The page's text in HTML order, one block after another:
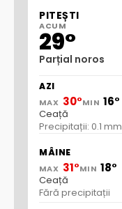
PITEȘTI
ACUM
29°
Parțial noros
AZI
MAX 30°MIN 16°
Ceață
Precipitații: 0.1 mm
MÂINE
MAX 31°MIN 18°
Ceață
Fără precipitații